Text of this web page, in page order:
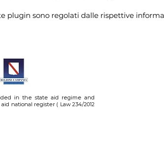
plugin sono regolati dalle rispettive
in the state aid regime and
national register ( Law 234/2012